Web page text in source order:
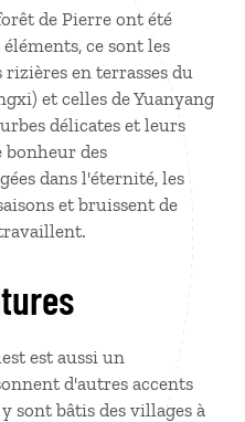
de Pierre ont été
ce sont les
en terrasses du
et celles de Yuanyang
délicates et leurs
des
dans l'éternité, les
et bruissent de
est aussi un
d'autres accents
sont bâtis des villages à